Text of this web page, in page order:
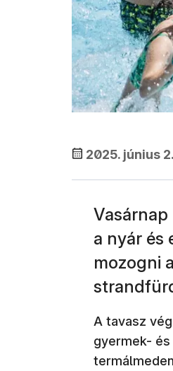
2025. június 2.
a nyár és
mozogni
A tavasz
gyermek-